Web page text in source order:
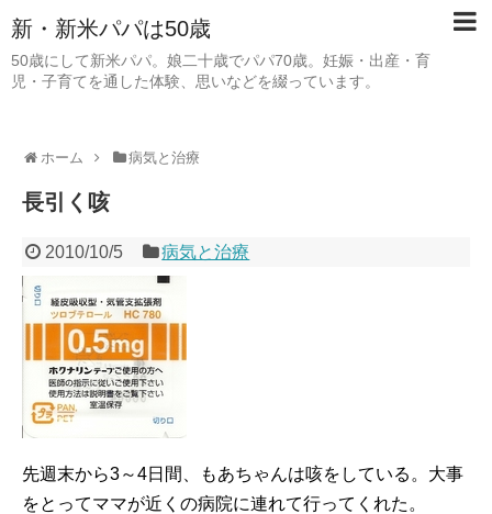
新・新米パパは50歳
50歳にして新米パパ。娘二十歳でパパ70歳。妊娠・出産・育
児・子育てを通した体験、思いなどを綴っています。
ホーム 病気と治療
長引く咳
2010/10/5 病気と治療
先週末から3～4日間、もあちゃんは咳をしている。大事
をとってママが近くの病院に連れて行ってくれた。